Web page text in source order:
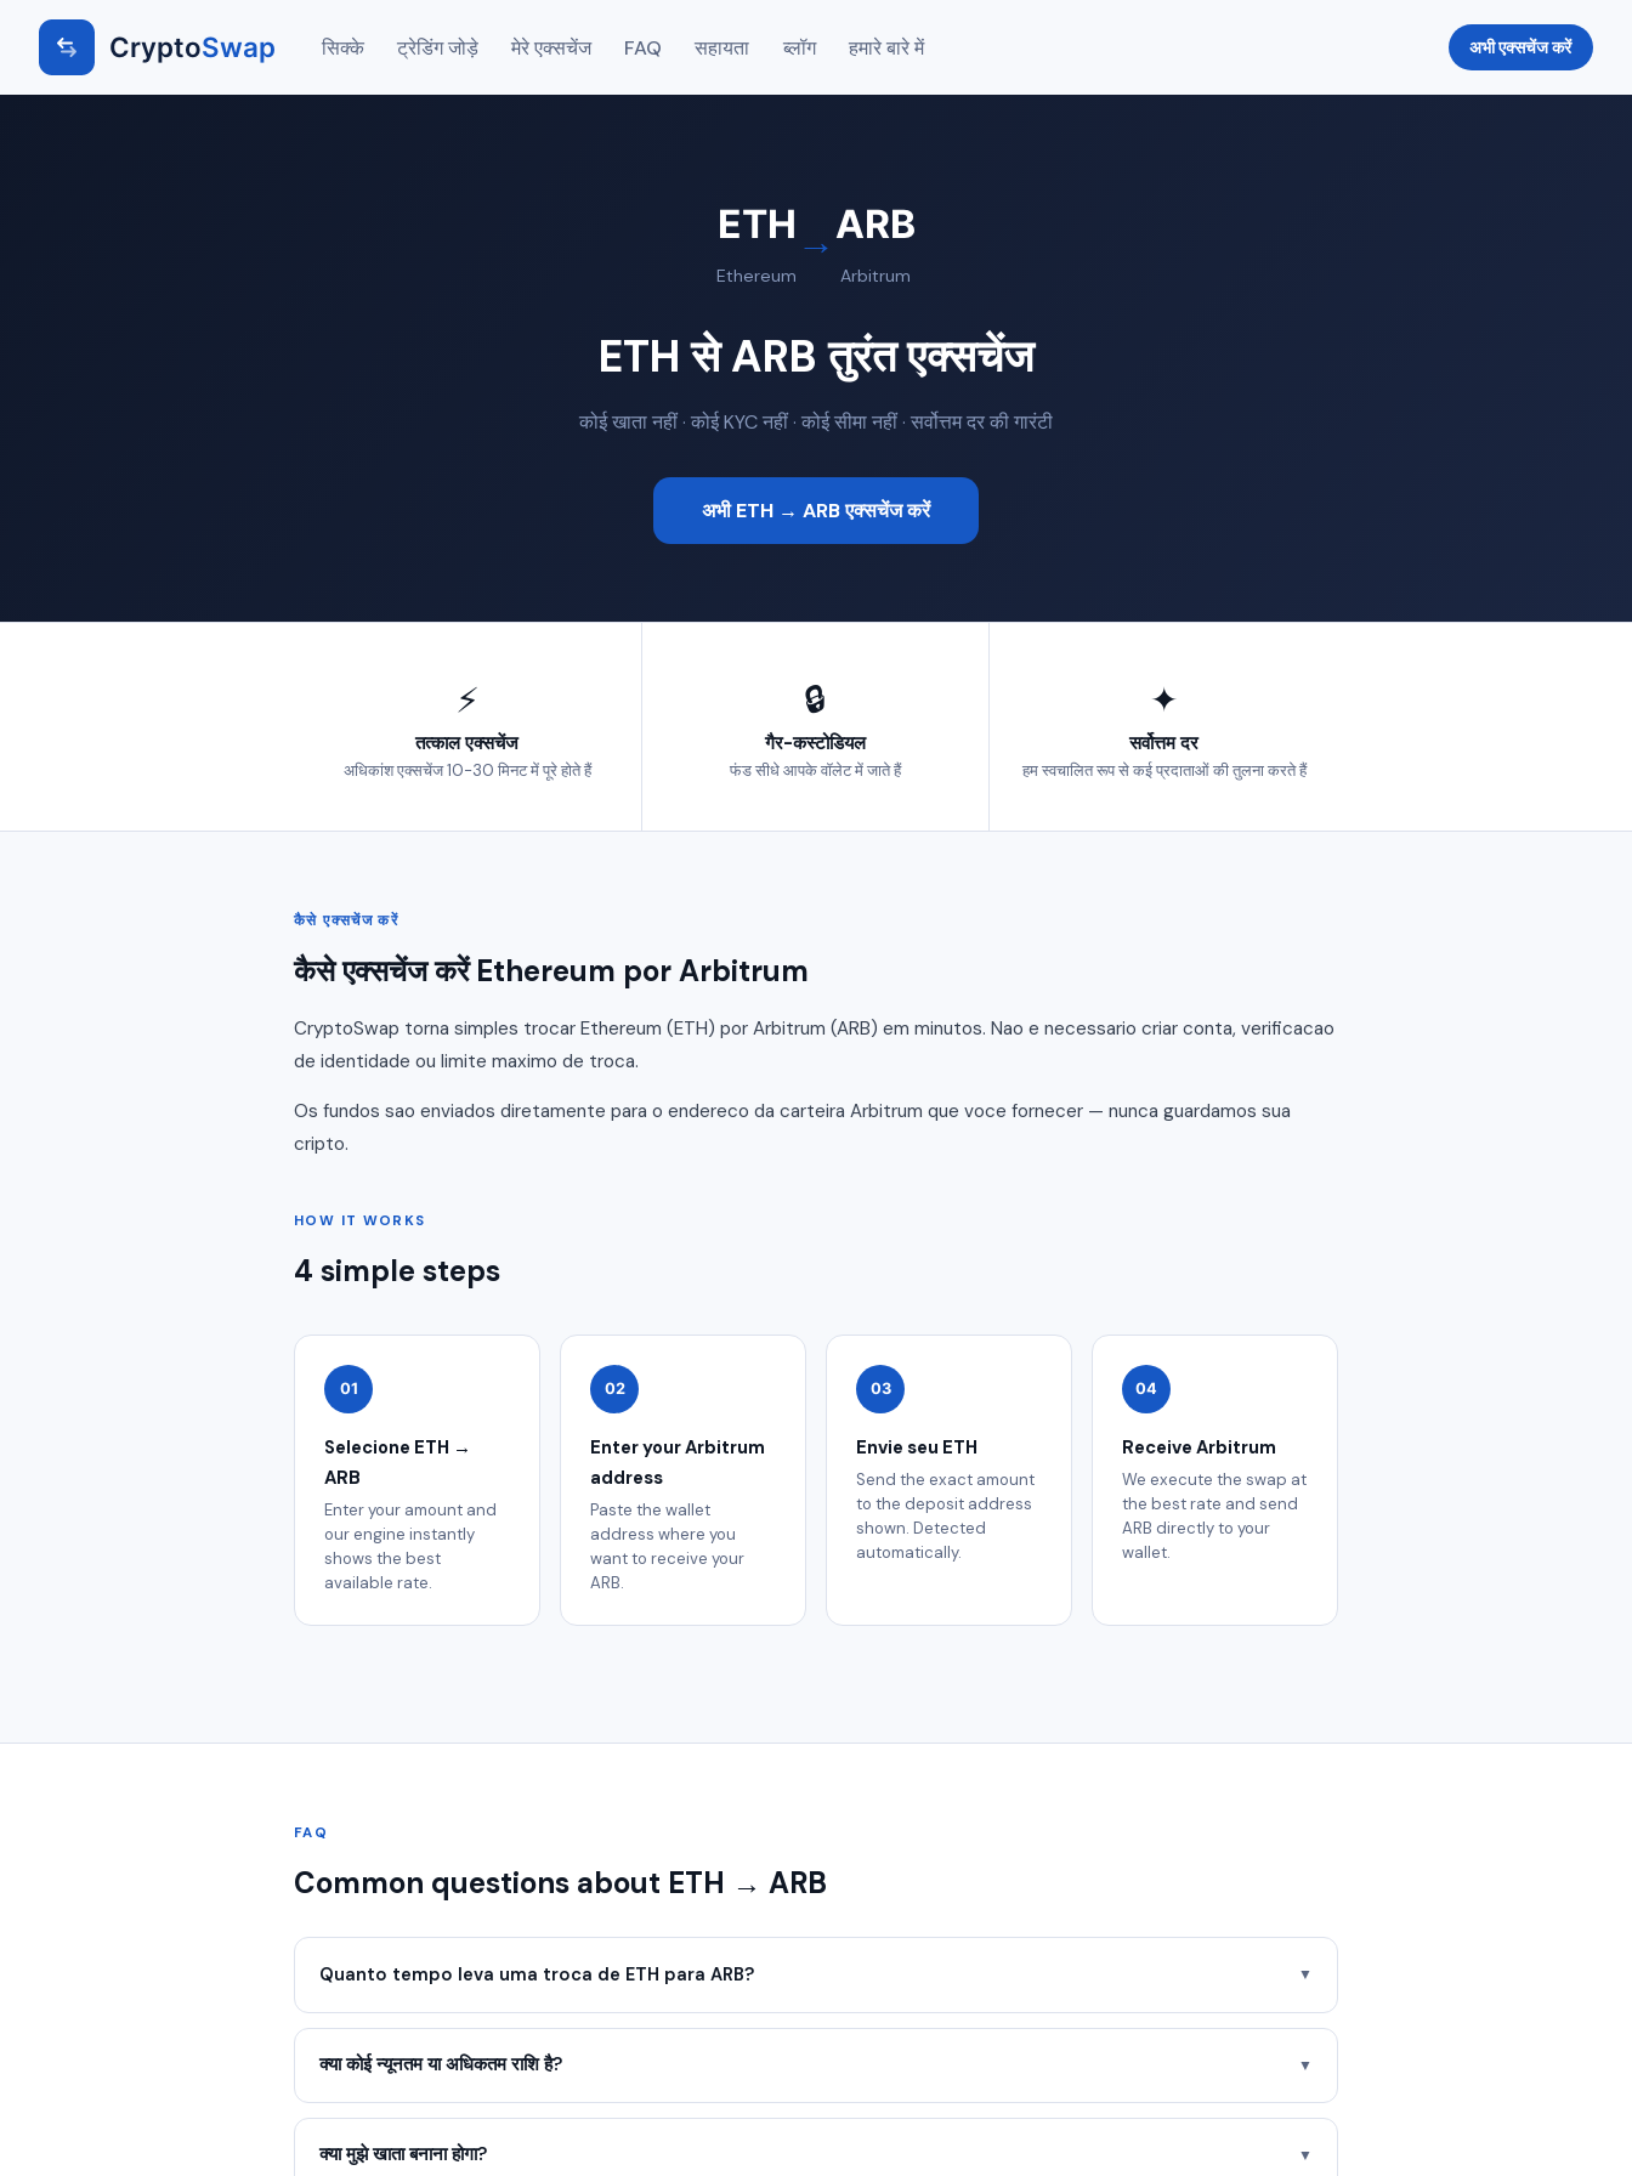
CryptoSwap सिक्के ट्रेडिंग जोड़े मेरे एक्सचेंज FAQ सहायता ब्लॉग हमारे बारे में अभी एक्सचेंज करें
ETH
Ethereum
→ARB
Arbitrum
ETH से ARB तुरंत एक्सचेंज
कोई खाता नहीं · कोई KYC नहीं · कोई सीमा नहीं · सर्वोत्तम दर की गारंटी
अभी ETH → ARB एक्सचेंज करें
⚡
तत्काल एक्सचेंज
अधिकांश एक्सचेंज 10-30 मिनट में पूरे होते हैं
🔒
गैर-कस्टोडियल
फंड सीधे आपके वॉलेट में जाते हैं
✦
सर्वोत्तम दर
हम स्वचालित रूप से कई प्रदाताओं की तुलना करते हैं
कैसे एक्सचेंज करें
कैसे एक्सचेंज करें Ethereum por Arbitrum
CryptoSwap torna simples trocar Ethereum (ETH) por Arbitrum (ARB) em minutos. Nao e necessario criar conta, verificacao
de identidade ou limite maximo de troca.
Os fundos sao enviados diretamente para o endereco da carteira Arbitrum que voce fornecer — nunca guardamos sua
cripto.
HOW IT WORKS
4 simple steps
01
Selecione ETH →
ARB
Enter your amount and
our engine instantly
shows the best
available rate.
02
Enter your Arbitrum
address
Paste the wallet
address where you
want to receive your
ARB.
03
Envie seu ETH
Send the exact amount
to the deposit address
shown. Detected
automatically.
04
Receive Arbitrum
We execute the swap at
the best rate and send
ARB directly to your
wallet.
FAQ
Common questions about ETH → ARB
Quanto tempo leva uma troca de ETH para ARB? ▼
क्या कोई न्यूनतम या अधिकतम राशि है? ▼
क्या मुझे खाता बनाना होगा? ▼